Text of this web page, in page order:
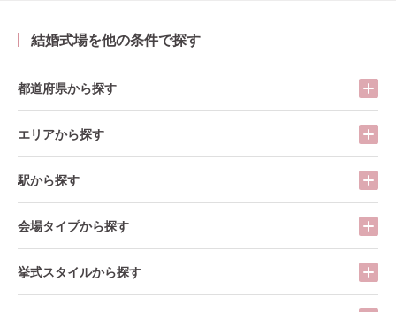
結婚式場を他の条件で探す
都道府県から探す
エリアから探す
駅から探す
会場タイプから探す
挙式スタイルから探す